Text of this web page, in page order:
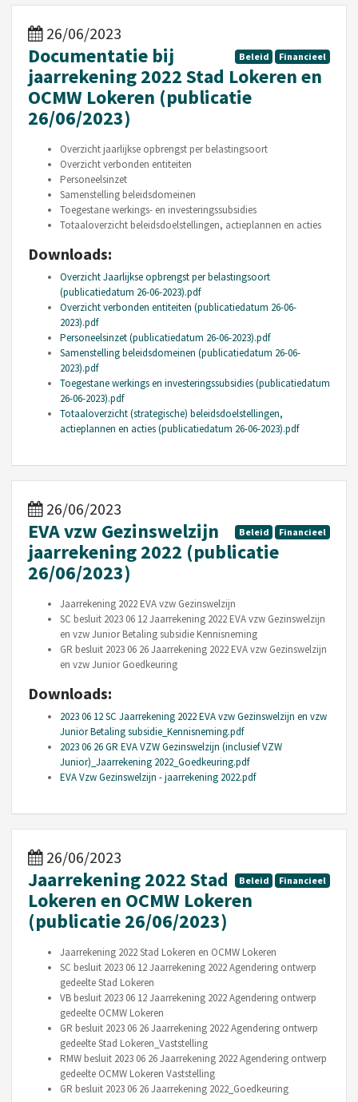
26/06/2023
Beleid Financieel
Documentatie bij
jaarrekening 2022 Stad Lokeren en
OCMW Lokeren (publicatie
26/06/2023)
Overzicht jaarlijkse opbrengst per belastingsoort
Overzicht verbonden entiteiten
Personeelsinzet
Samenstelling beleidsdomeinen
Toegestane werkings- en investeringssubsidies
Totaaloverzicht beleidsdoelstellingen, actieplannen en acties
Downloads:
Overzicht Jaarlijkse opbrengst per belastingsoort
(publicatiedatum 26-06-2023).pdf
Overzicht verbonden entiteiten (publicatiedatum 26-06-
2023).pdf
Personeelsinzet (publicatiedatum 26-06-2023).pdf
Samenstelling beleidsdomeinen (publicatiedatum 26-06-
2023).pdf
Toegestane werkings en investeringssubsidies (publicatiedatum
26-06-2023).pdf
Totaaloverzicht (strategische) beleidsdoelstellingen,
actieplannen en acties (publicatiedatum 26-06-2023).pdf
26/06/2023
Beleid Financieel
EVA vzw Gezinswelzijn
jaarrekening 2022 (publicatie
26/06/2023)
Jaarrekening 2022 EVA vzw Gezinswelzijn
SC besluit 2023 06 12 Jaarrekening 2022 EVA vzw Gezinswelzijn
en vzw Junior Betaling subsidie Kennisneming
GR besluit 2023 06 26 Jaarrekening 2022 EVA vzw Gezinswelzijn
en vzw Junior Goedkeuring
Downloads:
2023 06 12 SC Jaarrekening 2022 EVA vzw Gezinswelzijn en vzw
Junior Betaling subsidie_Kennisneming.pdf
2023 06 26 GR EVA VZW Gezinswelzijn (inclusief VZW
Junior)_Jaarrekening 2022_Goedkeuring.pdf
EVA Vzw Gezinswelzijn - jaarrekening 2022.pdf
26/06/2023
Beleid Financieel
Jaarrekening 2022 Stad
Lokeren en OCMW Lokeren
(publicatie 26/06/2023)
Jaarrekening 2022 Stad Lokeren en OCMW Lokeren
SC besluit 2023 06 12 Jaarrekening 2022 Agendering ontwerp
gedeelte Stad Lokeren
VB besluit 2023 06 12 Jaarrekening 2022 Agendering ontwerp
gedeelte OCMW Lokeren
GR besluit 2023 06 26 Jaarrekening 2022 Agendering ontwerp
gedeelte Stad Lokeren_Vaststelling
RMW besluit 2023 06 26 Jaarrekening 2022 Agendering ontwerp
gedeelte OCMW Lokeren Vaststelling
GR besluit 2023 06 26 Jaarrekening 2022_Goedkeuring